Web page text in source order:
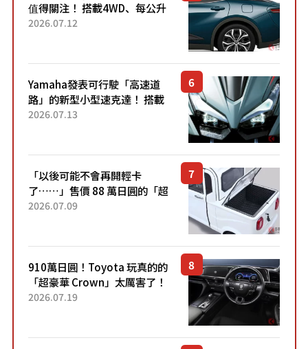
值得關注！ 搭載4WD、每公升
22.4公里低油耗表現超亮眼！
2026.07.12
Yamaha發表可行駛「高速道
路」的新型小型速克達！ 搭載
能享受超強勁「渦輪感」的動
2026.07.13
「以後可能不會再開輕卡
了……」售價 88 萬日圓的「超
迷你輕型貨車」引發兩極評
了！...
2026.07.09
910萬日圓！Toyota 玩真的的
「超豪華 Crown」太厲害了！
採用由「匠人技藝」打造的
2026.07.19